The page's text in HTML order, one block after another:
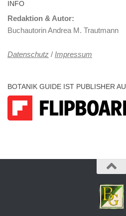
INFO
Redaktion & Autor:
Buchautorin Andrea M. Trautmann
Datenschutz / Impressum
BOTANIK GUIDE IST PUBLISHER